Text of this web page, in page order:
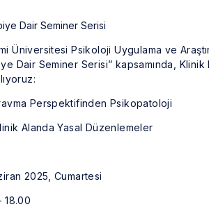
Üniversitesi Psikoloji Uygulama ve
Dair Seminer Serisi” kapsamında,
Perspektifinden Psikopatoloji
Alanda Yasal Düzenlemeler
2025, Cumartesi
18.00